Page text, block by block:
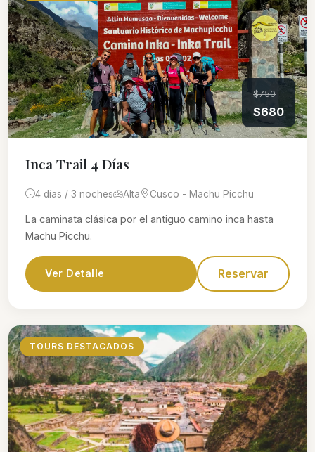
$750
$680
Inca Trail 4 Días
4 días / 3 noches Alta Cusco - Machu Picchu
La caminata clásica por el antiguo camino inca hasta
Machu Picchu.
Ver Detalle Reservar
TOURS DESTACADOS